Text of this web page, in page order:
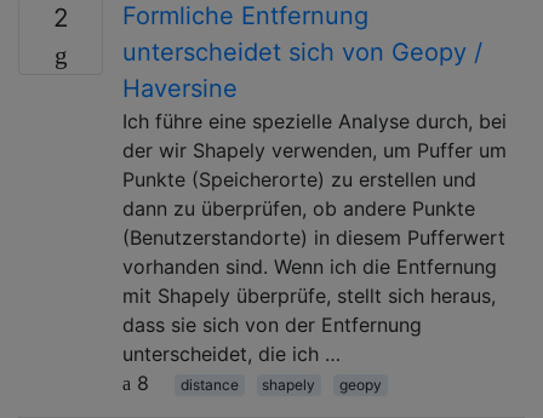
2
Formliche Entfernung
unterscheidet sich von Geopy /
Haversine
Ich führe eine spezielle Analyse durch, bei
der wir Shapely verwenden, um Puffer um
Punkte (Speicherorte) zu erstellen und
dann zu überprüfen, ob andere Punkte
(Benutzerstandorte) in diesem Pufferwert
vorhanden sind. Wenn ich die Entfernung
mit Shapely überprüfe, stellt sich heraus,
dass sie sich von der Entfernung
unterscheidet, die ich …
8
distance shapely geopy